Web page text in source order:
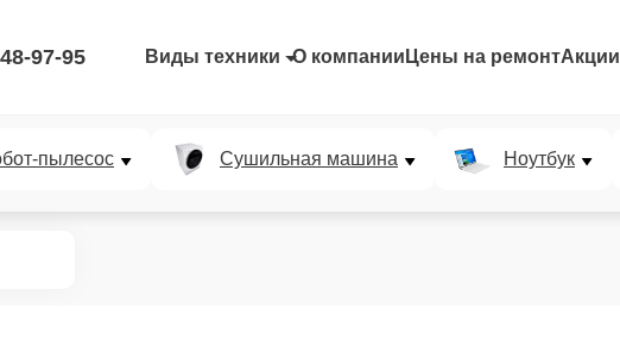
97-95 Виды техники О компании Цены на ремонтАкции
пылесос Сушильная машина Ноутбук